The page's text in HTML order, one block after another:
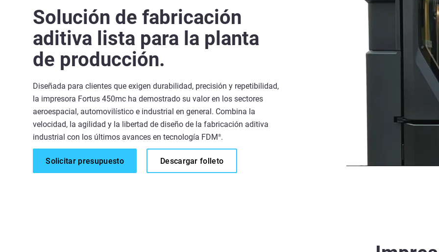
Solución de fabricación
aditiva lista para la planta
de producción.
Diseñada para clientes que exigen durabilidad, precisión y repetibilidad,
la impresora Fortus 450mc ha demostrado su valor en los sectores
aeroespacial, automovilístico e industrial en general. Combina la
velocidad, la agilidad y la libertad de diseño de la fabricación aditiva
industrial con los últimos avances en tecnología FDM®.
Solicitar presupuesto Descargar folleto